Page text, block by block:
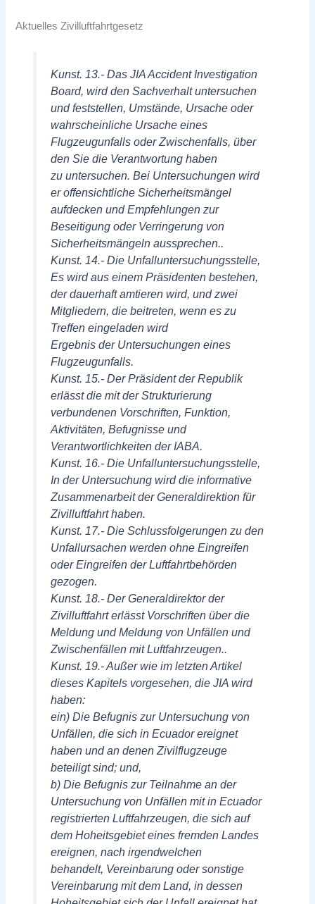
Aktuelles Zivilluftfahrtgesetz
Kunst. 13.- Das JIA Accident Investigation
Board, wird den Sachverhalt untersuchen
und feststellen, Umstände, Ursache oder
wahrscheinliche Ursache eines
Flugzeugunfalls oder Zwischenfalls, über
den Sie die Verantwortung haben
zu untersuchen. Bei Untersuchungen wird
er offensichtliche Sicherheitsmängel
aufdecken und Empfehlungen zur
Beseitigung oder Verringerung von
Sicherheitsmängeln aussprechen..
Kunst. 14.- Die Unfalluntersuchungsstelle,
Es wird aus einem Präsidenten bestehen,
der dauerhaft amtieren wird, und zwei
Mitgliedern, die beitreten, wenn es zu
Treffen eingeladen wird
Ergebnis der Untersuchungen eines
Flugzeugunfalls.
Kunst. 15.- Der Präsident der Republik
erlässt die mit der Strukturierung
verbundenen Vorschriften, Funktion,
Aktivitäten, Befugnisse und
Verantwortlichkeiten der IABA.
Kunst. 16.- Die Unfalluntersuchungsstelle,
In der Untersuchung wird die informative
Zusammenarbeit der Generaldirektion für
Zivilluftfahrt haben.
Kunst. 17.- Die Schlussfolgerungen zu den
Unfallursachen werden ohne Eingreifen
oder Eingreifen der Luftfahrtbehörden
gezogen.
Kunst. 18.- Der Generaldirektor der
Zivilluftfahrt erlässt Vorschriften über die
Meldung und Meldung von Unfällen und
Zwischenfällen mit Luftfahrzeugen..
Kunst. 19.- Außer wie im letzten Artikel
dieses Kapitels vorgesehen, die JIA wird
haben:
ein) Die Befugnis zur Untersuchung von
Unfällen, die sich in Ecuador ereignet
haben und an denen Zivilflugzeuge
beteiligt sind; und,
b) Die Befugnis zur Teilnahme an der
Untersuchung von Unfällen mit in Ecuador
registrierten Luftfahrzeugen, die sich auf
dem Hoheitsgebiet eines fremden Landes
ereignen, nach irgendwelchen
behandelt, Vereinbarung oder sonstige
Vereinbarung mit dem Land, in dessen